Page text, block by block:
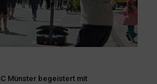
Münster begeistert mit